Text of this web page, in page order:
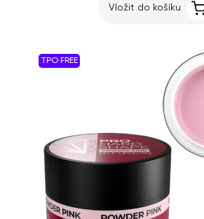
Vložit do košíku
TPO FREE